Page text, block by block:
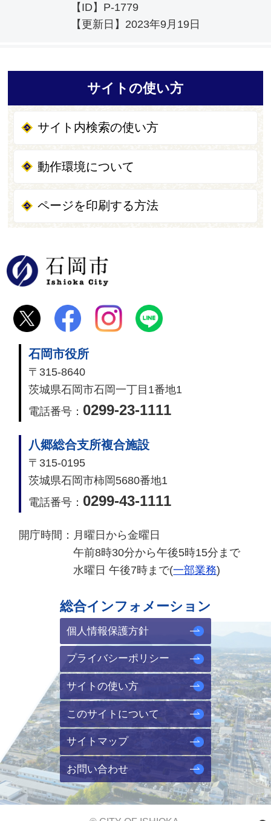
【ID】 P-1779
【更新日】 2023年9月19日
サイトの使い方
サイト内検索の使い方
動作環境について
ページを印刷する方法
石岡市役所
〒315-8640
茨城県石岡市石岡一丁目1番地1
電話番号： 0299-23-1111
八郷総合支所複合施設
〒315-0195
茨城県石岡市柿岡5680番地1
電話番号： 0299-43-1111
開庁時間： 月曜日から金曜日
午前8時30分から午後5時15分まで
水曜日 午後7時まで(一部業務)
総合インフォメーション
個人情報保護方針
プライバシーポリシー
サイトの使い方
このサイトについて
サイトマップ
お問い合わせ